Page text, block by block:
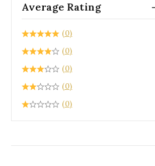
Average Rating
(0)
(0)
(0)
(0)
(0)